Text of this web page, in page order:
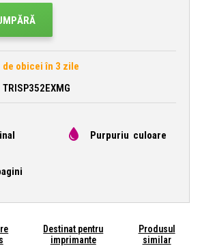
de obicei în 3 zile
TRISP352EXMG
Purpuriu culoare
Destinat pentru
imprimante
Produsul
similar